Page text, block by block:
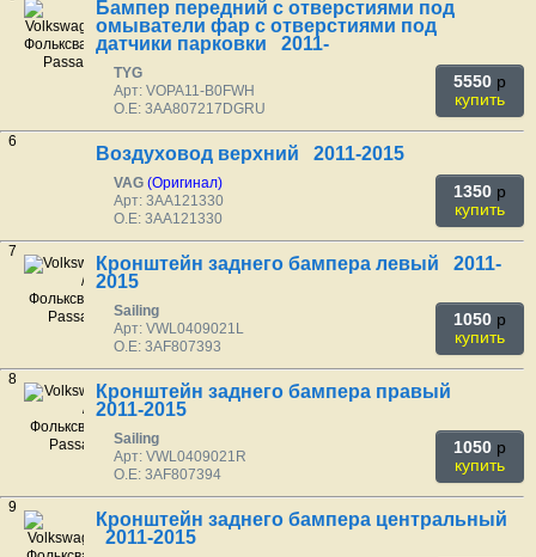
Бампер передний с отверстиями под
омыватели фар с отверстиями под
датчики парковки 2011-
TYG
Арт: VOPA11-B0FWH
O.E: 3AA807217DGRU
5550 p
купить
6
Воздуховод верхний 2011-2015
VAG (Оригинал)
Арт: 3AA121330
O.E: 3AA121330
1350 p
купить
7
Кронштейн заднего бампера левый 2011-
2015
Sailing
Арт: VWL0409021L
O.E: 3AF807393
1050 p
купить
8
Кронштейн заднего бампера правый
2011-2015
Sailing
Арт: VWL0409021R
O.E: 3AF807394
1050 p
купить
9
Кронштейн заднего бампера центральный
2011-2015